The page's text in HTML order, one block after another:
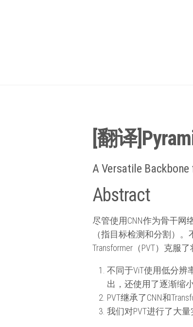
[翻译
A Versatile
Abstract
尽管使用CNN作为骨干网
（指目标检测和分割）。
Transformer（PVT）克服
不同于ViT使用低分辨
出，还使用了逐渐缩
PVT继承了CNN和
我们对PVT进行了大